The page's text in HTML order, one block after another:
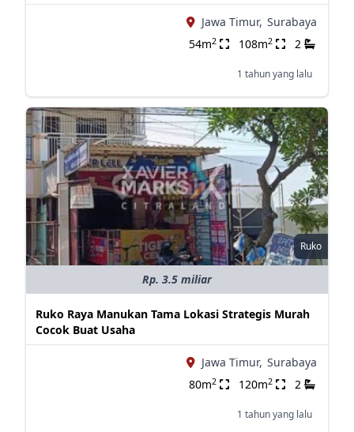
Jawa Timur, Surabaya
54m2 108m2 2
1 tahun yang lalu
Ruko
Rp. 3.5 miliar
Ruko Raya Manukan Tama Lokasi Strategis Murah
Cocok Buat Usaha
Jawa Timur, Surabaya
80m2 120m2 2
1 tahun yang lalu